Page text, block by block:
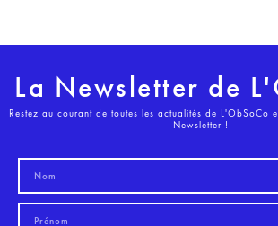
La Newsletter de
Restez au courant de toutes les actualités de L'ObSoCo
Newsletter !